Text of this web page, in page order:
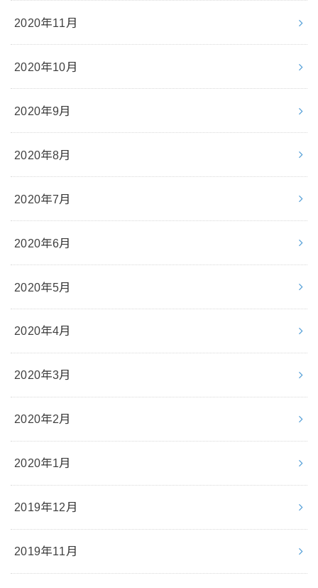
2020年11月
2020年10月
2020年9月
2020年8月
2020年7月
2020年6月
2020年5月
2020年4月
2020年3月
2020年2月
2020年1月
2019年12月
2019年11月